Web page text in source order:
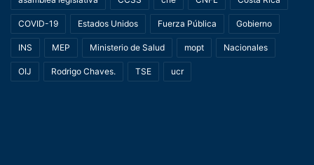
COVID-19 Estados Unidos Fuerza Pública Gobierno
INS MEP Ministerio de Salud mopt Nacionales
OIJ Rodrigo Chaves. TSE ucr